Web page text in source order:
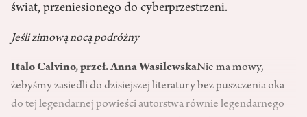
świat, przeniesionego do cyberprzestrzeni.
Jeśli zimową nocą podróżny
Italo Calvino, przeł. Anna WasilewskaNie ma mowy,
żebyśmy zasiedli do dzisiejszej literatury bez puszczenia oka
do tej legendarnej powieści autorstwa równie legendarnego